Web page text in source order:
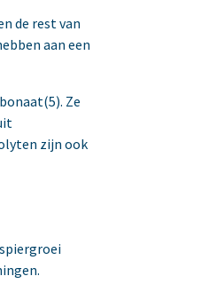
de rest van
aan een
Ze
zijn ook